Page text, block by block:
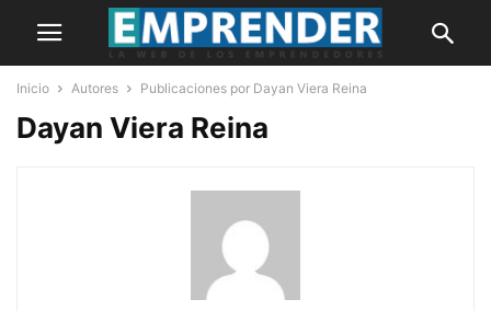
Inicio Autores Publicaciones por Dayan Viera Reina
Dayan Viera Reina